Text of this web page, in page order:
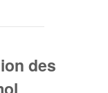
des